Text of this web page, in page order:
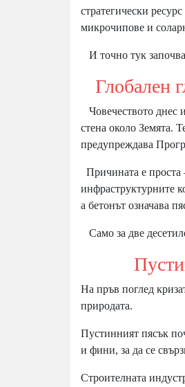
стратегически
микрочипове и
И точно тук
Глобален
Човечеството днес
стена около Земята.
предупреждава
Причината е проста
инфраструктурните
а бетонът означава
Само за две
На пръв поглед
природата.
Пустинният пясък
и фини, за да се
Строителната